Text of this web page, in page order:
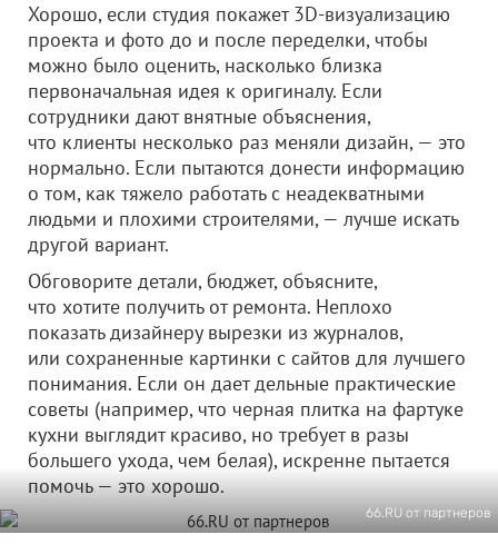
Хорошо, если студия покажет 3D-визуализацию
проекта и фото до и после переделки, чтобы
можно было оценить, насколько близка
первоначальная идея к оригиналу. Если
сотрудники дают внятные объяснения,
что клиенты несколько раз меняли дизайн, — это
нормально. Если пытаются донести информацию
о том, как тяжело работать с неадекватными
людьми и плохими строителями, — лучше искать
другой вариант.
Обговорите детали, бюджет, объясните,
что хотите получить от ремонта. Неплохо
показать дизайнеру вырезки из журналов,
или сохраненные картинки с сайтов для лучшего
понимания. Если он дает дельные практические
советы (например, что черная плитка на фартуке
кухни выглядит красиво, но требует в разы
большего ухода, чем белая), искренне пытается
помочь — это хорошо.
66.RU от партнеров